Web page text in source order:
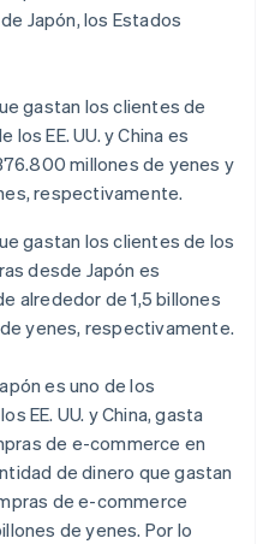
Japón, los Estados
gastan los clientes de
EE. UU. y China es
millones de yenes y
respectivamente.
gastan los clientes de los
desde Japón es
alrededor de 1,5 billones
yenes, respectivamente.
es uno de los
EE. UU. y China, gasta
de e-commerce en
de dinero que gastan
de e-commerce
de yenes. Por lo